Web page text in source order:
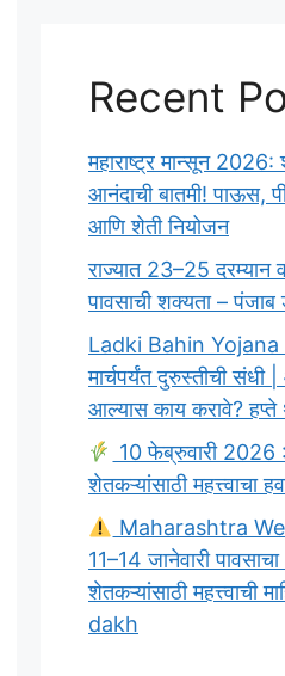
Recent
महाराष्ट्र मान्सून 2026:
आनंदाची बातमी! पाऊस,
आणि शेती नियोजन
राज्यात 23–25 दरम्यान
पावसाची शक्यता –
Ladki Bahin Yojana
मार्चपर्यंत दुरुस्तीची संधी
आल्यास काय करावे? हप्ते
10 फेब्रुवारी 2026 :
शेतकऱ्यांसाठी महत्त्वाचा
Maharashtra
11–14 जानेवारी
शेतकऱ्यांसाठी महत्त्वाची
dakh